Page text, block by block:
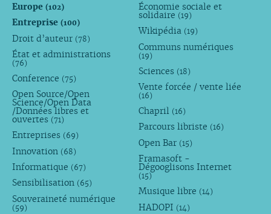
Europe (102)
Entreprise (100)
Droit d’auteur (78)
État et administrations
(76)
Conference (75)
Open Source/Open
Science/Open Data
/Données libres et
ouvertes (71)
Entreprises (69)
Innovation (68)
Informatique (67)
Sensibilisation (65)
Souveraineté numérique
(59)
Économie sociale et
solidaire (19)
Wikipédia (19)
Communs numériques
(19)
Sciences (18)
Vente forcée / vente liée
(16)
Chapril (16)
Parcours libriste (16)
Open Bar (15)
Framasoft -
Dégooglisons Internet
(15)
Musique libre (14)
HADOPI (14)